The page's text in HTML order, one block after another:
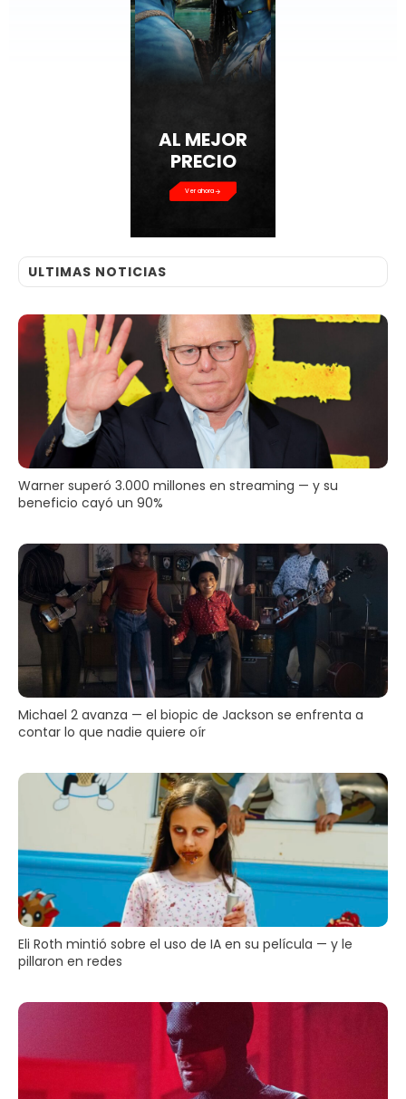
AL MEJOR
PRECIO
Ver ahora
ULTIMAS NOTICIAS
Warner superó 3.000 millones en streaming — y su
beneficio cayó un 90%
Michael 2 avanza — el biopic de Jackson se enfrenta a
contar lo que nadie quiere oír
Eli Roth mintió sobre el uso de IA en su película — y le
pillaron en redes